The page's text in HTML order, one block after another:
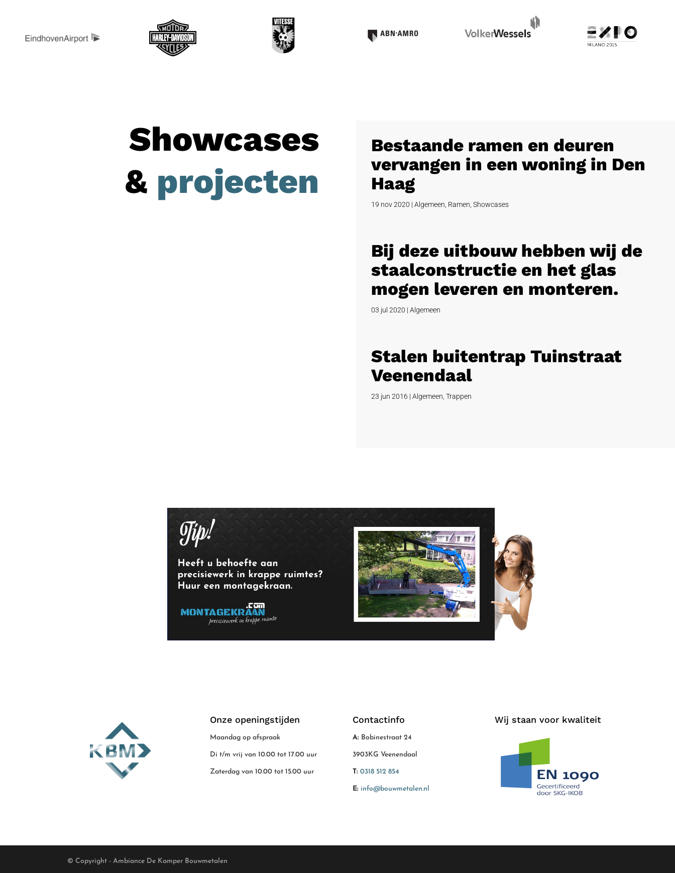
Showcases
& projecten
Bestaande ramen en deuren
vervangen in een woning in Den
Haag
19 nov 2020 | Algemeen Ramen Showcases
Bij deze uitbouw hebben wij de
staalconstructie en het glas
mogen leveren en monteren.
03 jul 2020 | Algemeen
Stalen buitentrap Tuinstraat
Veenendaal
23 jun 2016 | Algemeen Trappen
Onze openingstijden
Maandag op afspraak
Di t/m vrij van 10.00 tot 17.00 uur
Zaterdag van 10.00 tot 15.00 uur
Contactinfo
A: Bobinestraat 24
3903KG Veenendaal
T: 0318 512 854
E: info@bouwmetalen.nl
Wij staan voor kwaliteit
© Copyright - Ambiance De Kamper Bouwmetalen